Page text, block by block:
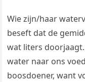
Wie zijn/haar
beseft dat de
wat liters
water naar ons
boosdoener, want